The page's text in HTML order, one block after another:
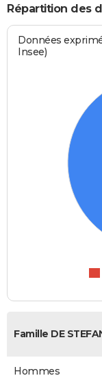
Répartition des
Données
Insee)
Famille DE
Hommes